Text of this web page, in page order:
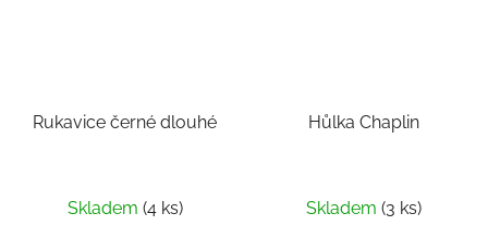
Rukavice černé dlouhé
Skladem (4 ks)
Hůlka Chaplin
Skladem (3 ks)